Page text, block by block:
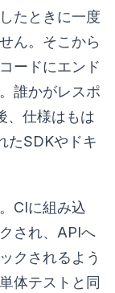
たときに一度
ん。そこから
ードにエンド
誰かがレスポ
、仕様はもは
たSDKやドキ
CIに組み込
され、APIへ
クされるよう
体テストと同